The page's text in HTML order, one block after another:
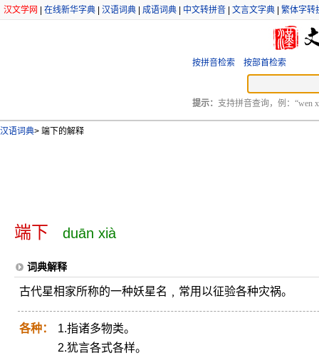
汉文学网 在线新华字典 汉语词典 成语词典 中文转拼音 文言文字典 繁体字转
按拼音检索 按部首检索
提示： 支持拼音查询，例：“wen
汉语词典> 端下的解释
端下 duān xià
词典解释
古代星相家所称的一种妖星名﹐常用以征验各种灾祸。
各种：
1.指诸多物类。
2.犹言各式各样。